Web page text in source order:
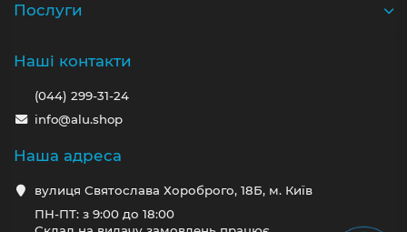
Послуги
Наші контакти
(044) 299-31-24
info@alu.shop
Наша адреса
вулиця Святослава Хороброго, 18Б, м. Київ
ПН-ПТ: з 9:00 до 18:00